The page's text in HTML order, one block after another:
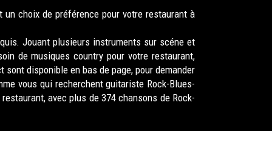
choix de préférence pour votre restaurant à
Jouant plusieurs instruments sur scéne et
de musiques country pour votre restaurant,
disponible en bas de page, pour demander
vous qui recherchent guitariste Rock-Blues-
avec plus de 374 chansons de Rock-